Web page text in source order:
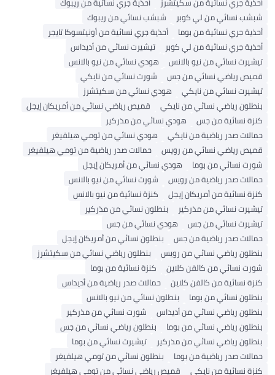
شبشب نسائي من لي كوبر
شبشب نسائي من ريبوك
أحذية جري نسائية من بوما
أحذية جري نسائية من أونيتسوكا تايجر
أحذية جري نسائية من لي كوبر
تيشيرت نسائي من أديداس
تيشيرت نسائي من نيو بالانس
هودي نسائي من نيو بالانس
قميص رياضي نسائي من جس
شورت نسائي من نايكي
تيشيرت نسائي من نايكي
هودي نسائي من سكيتشرز
بنطلون رياضي نسائي من نايكي
قميص رياضي نسائي من أمريكان إيجل
كنزة نسائية من جس
هودي نسائي من مذركير
حمالات صدر رياضية من نايكي
هودي نسائي من تومي هيلفيغر
قميص رياضي نسائي من رويس
حمالات صدر رياضية من تومي هيلفيغر
شورت نسائي من بوما
هودي نسائي من أمريكان إيجل
حمالات صدر رياضية من رويس
شورت نسائي من نيو بالانس
كنزة نسائية من أمريكان إيجل
كنزة نسائية من نيو بالانس
تيشيرت نسائي من مذركير
بنطلون نسائي من مذركير
تيشيرت نسائي من جس
هودي نسائي من جس
حمالات صدر رياضية من جس
بنطلون نسائي من أمريكان إيجل
بنطلون رياضي نسائي من رويس
بنطلون رياضي نسائي من سكيتشرز
شورت نسائي من كالفن كلاين
كنزة نسائية من بوما
كنزة نسائية من كالفن كلاين
حمالات صدر رياضية من أديداس
بنطلون نسائي من بوما
بنطلون نسائي من نيو بالانس
بنطلون رياضي نسائي من أديداس
شورت نسائي من مذركير
بنطلون رياضي نسائي من بوما
بنطلون رياضي نسائي من جس
بنطلون رياضي نسائي من مذركير
تيشيرت نسائي من بوما
حمالات صدر رياضية من بوما
بنطلون نسائي من تومي هيلفيغر
كنزة نسائية من نايكي
قميص رياضي نسائي من تومي هيلفيغر